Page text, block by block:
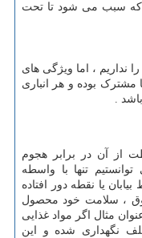
که سبب می شود تا تحت
نداریم ، اما ویژگی های
مشترک بوده و هر انباری
.
از آن در برابر هجوم
تنها با واسطه
یا نقطه دور افتاده
، سلامت خود محصول
مثال اگر مواد غذایی
نگهداری شده و این